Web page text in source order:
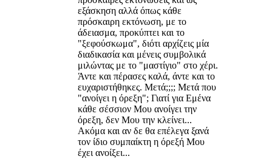
εξάσκηση αλλά όπως κάθε
πρόσκαιρη εκτόνωση, με το
άδειασμα, προκύπτει και το
"ξεφούσκωμα", διότι αρχίζεις μία
διαδικασία και μένεις συμβολικά
μιλώντας με το "μαστίγιο" στο χέρι.
Άντε και πέρασες καλά, άντε και το
ευχαριστήθηκες. Μετά;;;; Μετά που
"ανοίγει η όρεξη"; Γιατί για Εμένα
κάθε σέσσιον Μου ανοίγει την
όρεξη, δεν Μου την κλείνει...
Ακόμα και αν δε θα επέλεγα ξανά
τον ίδιο συμπαίκτη η όρεξή Μου
έχει ανοίξει...